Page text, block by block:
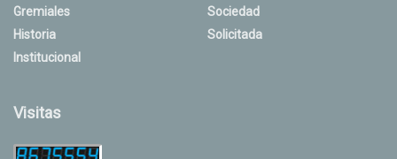
Gremiales
Historia
Institucional
Sociedad
Solicitada
Visitas